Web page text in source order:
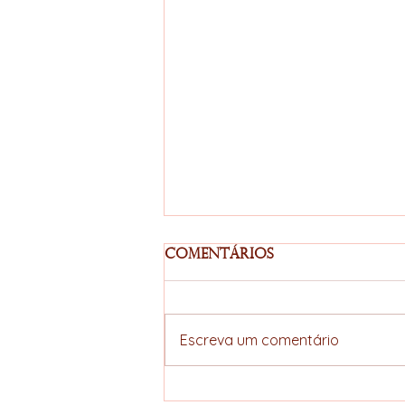
Comentários
Escreva um comentário